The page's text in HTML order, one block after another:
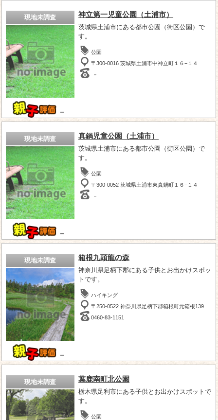
現地未調査
－
神立第一児童公園（土浦市）
茨城県土浦市にある都市公園（街区公園）で
す。
公園
〒300-0016 茨城県土浦市中神立町１６−１４
－
現地未調査
－
真鍋児童公園（土浦市）
茨城県土浦市にある都市公園（街区公園）で
す。
公園
〒300-0052 茨城県土浦市東真鍋町１６−１４
－
現地未調査
－
箱根九頭龍の森
神奈川県足柄下郡にある子供とお出かけスポッ
トです。
ハイキング
〒250-0522 神奈川県足柄下郡箱根町元箱根139
0460-83-1151
現地未調査 葉鹿南町北公園
栃木県足利市にある子供とお出かけスポットで
す。
公園